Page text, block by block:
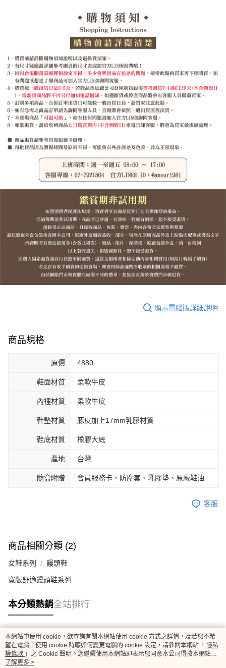
顯示電腦版詳細說明
商品規格
原價 4880
鞋面材質 柔軟牛皮
內裡材質 柔軟牛皮
鞋墊材質 豚皮加上17mm乳膠材質
鞋底材質 橡膠大底
產地 台灣
隨盒附贈 會員服務卡、防塵套、乳膠墊、原廠鞋油
客服
商品相關分類 (2)
女鞋系列 饅頭鞋
寬版舒適饅頭鞋系列
本分類熱銷全站排行
熱門標籤
本網站中使用 cookie，欲查詢有關本網站使用 cookie 方式之詳情，及若您不希
望在電腦上使用 cookie 時應如何變更電腦的 cookie 設定，請參閱本網站「 隱私
權條款 」之 Cookie 聲明。您繼續使用本網站即表示您同意本公司得按本網站使
用條款之 Cookie 聲明使用 cookie。
了解更多 >